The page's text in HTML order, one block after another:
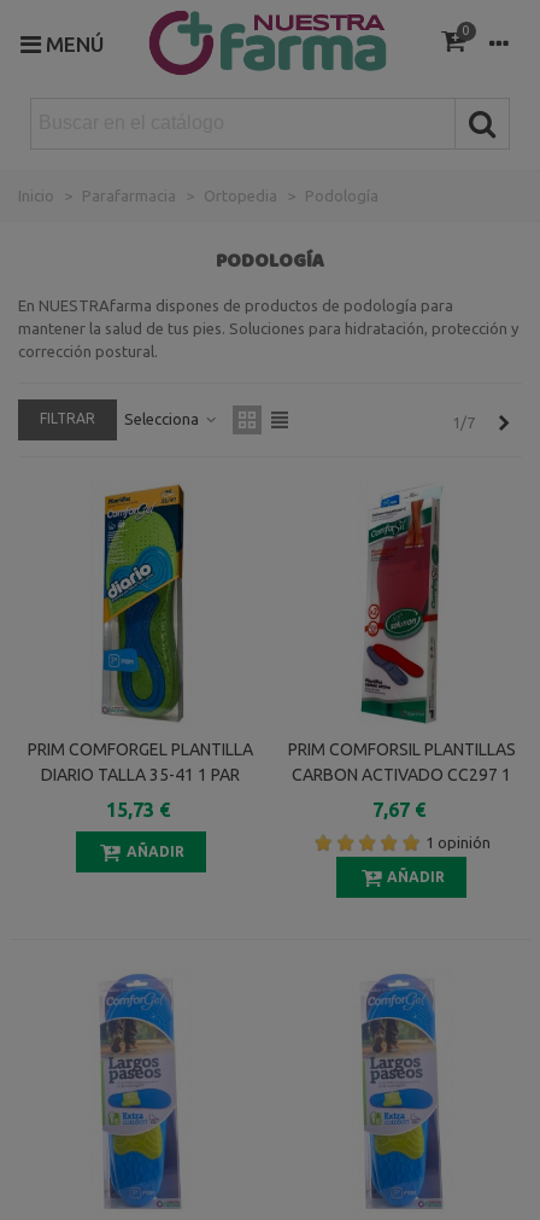
MENÚ
0
Inicio > Parafarmacia > Ortopedia > Podología
PODOLOGÍA
En NUESTRAfarma dispones de productos de podología para
mantener la salud de tus pies. Soluciones para hidratación, protección y
corrección postural.
FILTRAR Selecciona 1/7
PRIM COMFORGEL PLANTILLA
DIARIO TALLA 35-41 1 PAR
15,73 €
AÑADIR
PRIM COMFORSIL PLANTILLAS
CARBON ACTIVADO CC297 1
PAR
7,67 €
1 opinión
AÑADIR